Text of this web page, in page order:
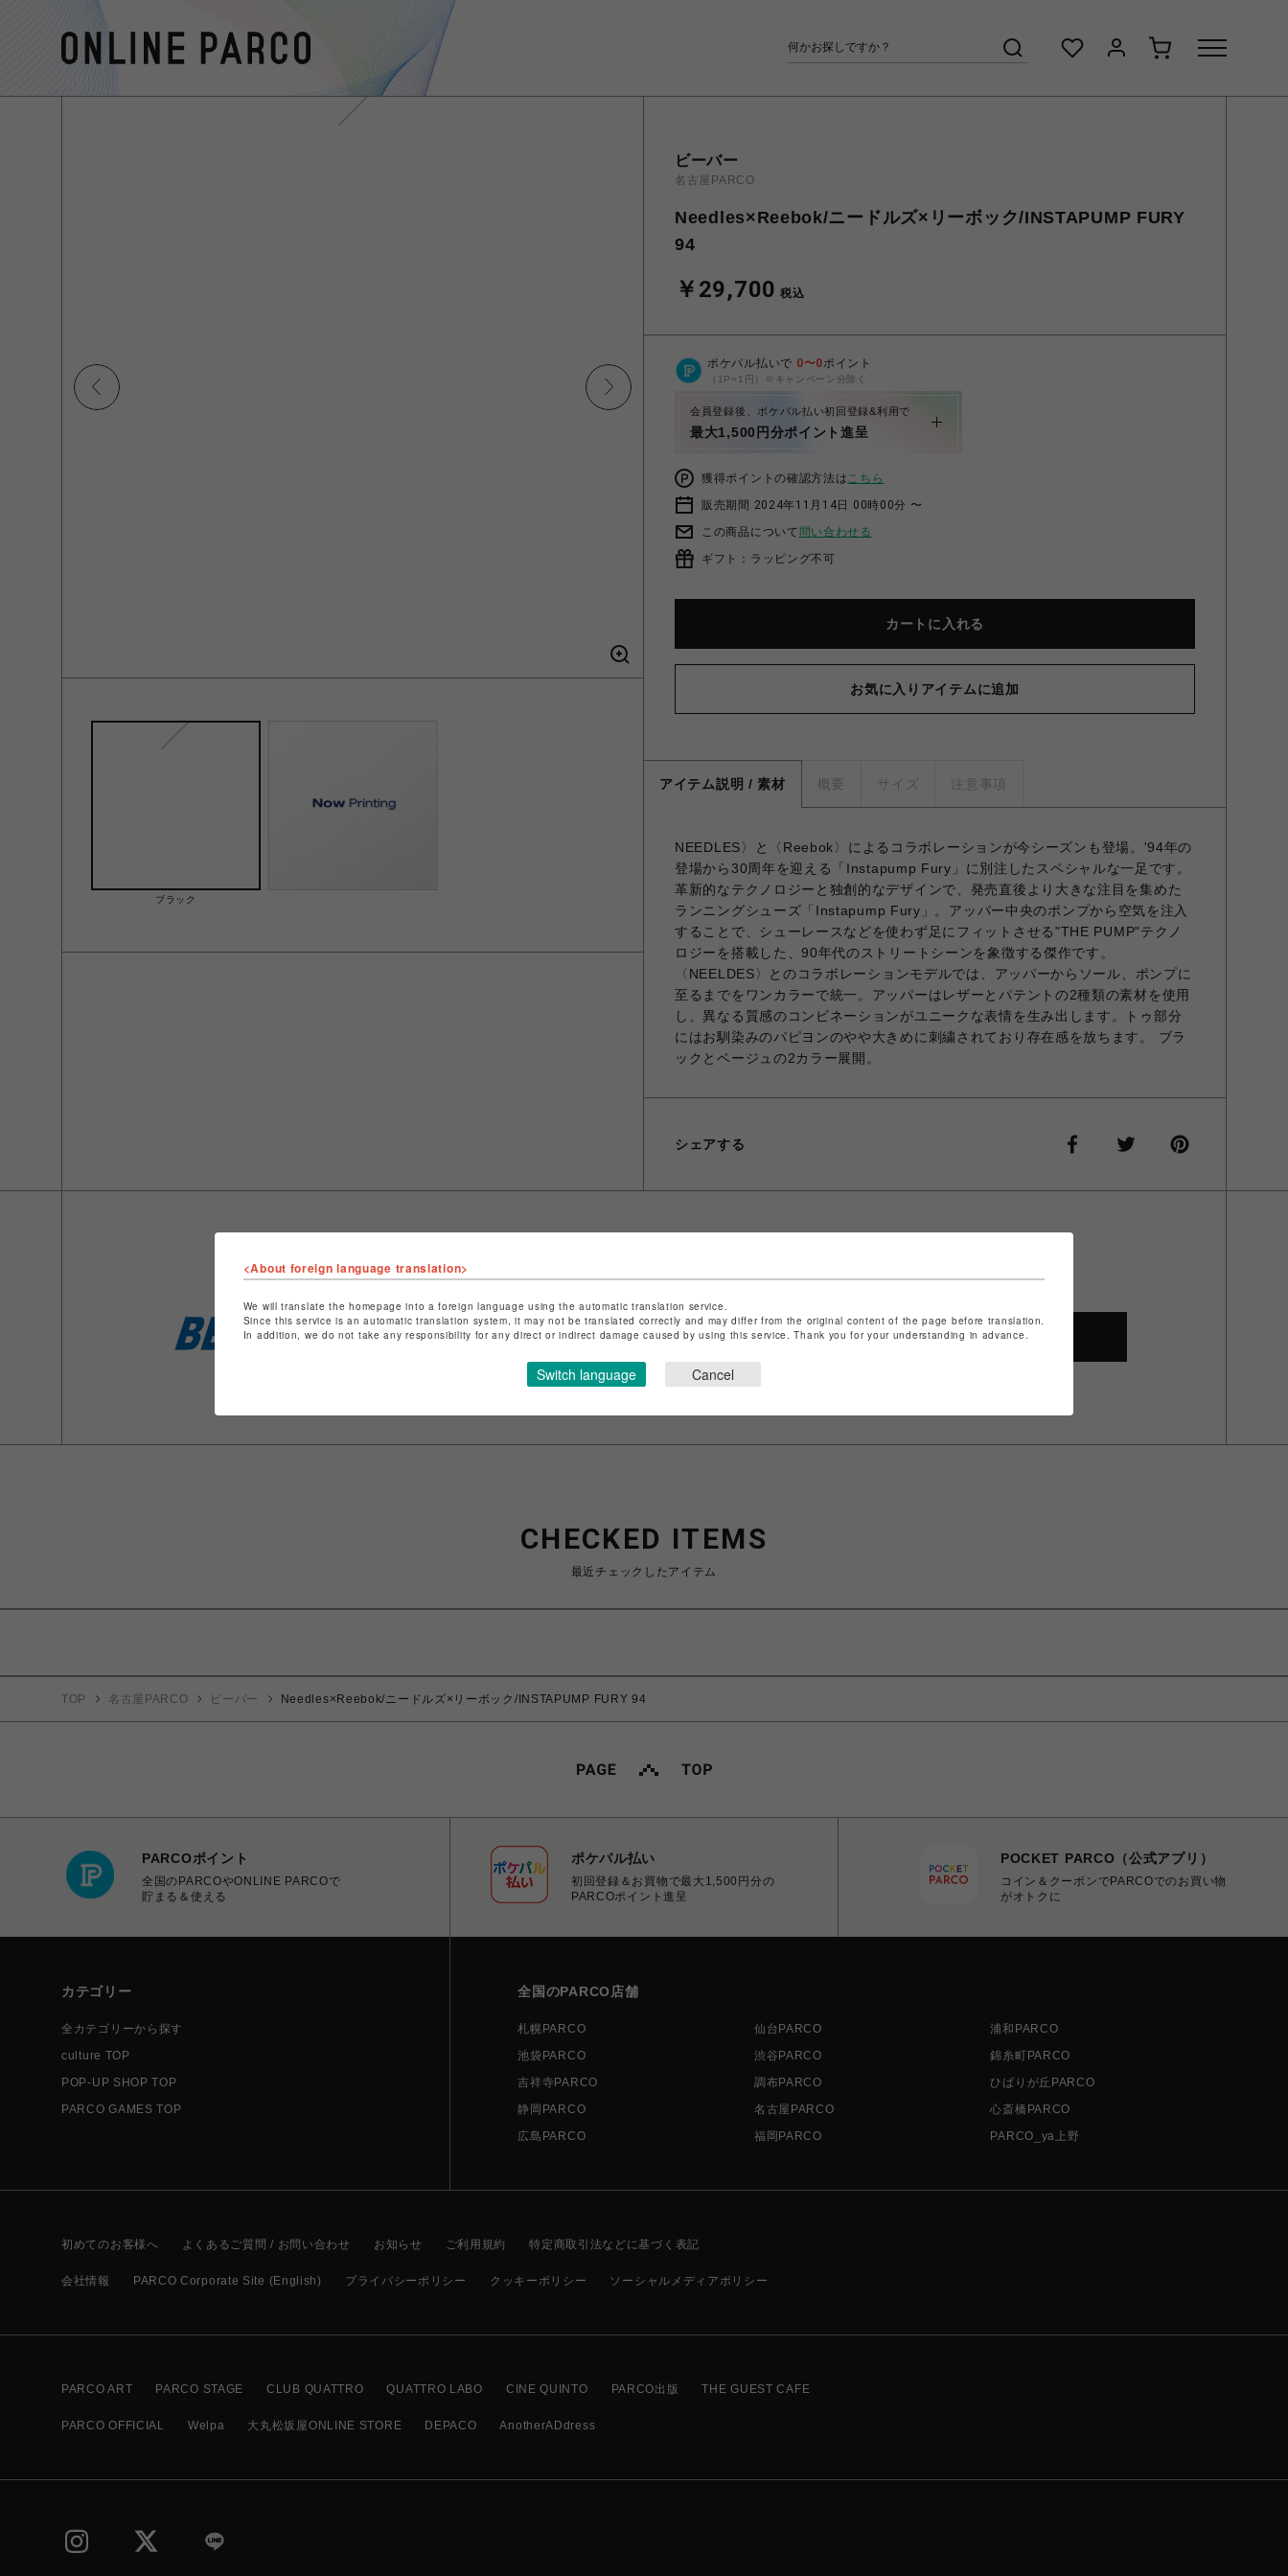
ブラック
ビーバー
名古屋PARCO
Needles×Reebok/ニードルズ×リーボック/INSTAPUMP FURY
94
￥29,700 税込
ポケパル払いで 0〜0ポイント
（1P=1円）※キャンペーン分除く
会員登録後、ポケパル払い初回登録&利用で
最大1,500円分ポイント進呈
獲得ポイントの確認方法はこちら
販売期間 2024年11月14日 00時00分 〜
この商品について 問い合わせる
ギフト：ラッピング不可
カートに入れる
お気に入りアイテムに追加
アイテム説明 / 素材 概要 サイズ 注意事項
NEEDLES〉と〈Reebok〉によるコラボレーションが今シーズンも登場。'94年の
登場から30周年を迎える「Instapump Fury」に別注したスペシャルな一足です。
革新的なテクノロジーと独創的なデザインで、発売直後より大きな注目を集めた
ランニングシューズ「Instapump Fury」。アッパー中央のポンプから空気を注入
することで、シューレースなどを使わず足にフィットさせる"THE PUMP"テクノ
ロジーを搭載した、90年代のストリートシーンを象徴する傑作です。
〈NEELDES〉とのコラボレーションモデルでは、アッパーからソール、ポンプに
至るまでをワンカラーで統一。アッパーはレザーとパテントの2種類の素材を使用
し、異なる質感のコンビネーションがユニークな表情を生み出します。トゥ部分
にはお馴染みのパピヨンのやや大きめに刺繍されており存在感を放ちます。 ブラ
ックとベージュの2カラー展開。
シェアする
店舗名
名古屋PARCO
ショップお問い合わせは こちら
SHOP TOP
CHECKED ITEMS
最近チェックしたアイテム
TOP 名古屋PARCO ビーバー Needles×Reebok/ニードルズ×リーボック/INSTAPUMP FURY 94
PARCOポイント
全国のPARCOやONLINE PARCOで
貯まる＆使える
ポケパル払い
初回登録＆お買物で最大1,500円分の
PARCOポイント進呈
POCKET PARCO（公式アプリ）
コイン＆クーポンでPARCOでのお買い物
がオトクに
カテゴリー
全カテゴリーから探す
culture TOP
POP-UP SHOP TOP
PARCO GAMES TOP
全国のPARCO店舗
札幌PARCO 仙台PARCO
浦和PARCO
池袋PARCO
渋谷PARCO
錦糸町PARCO
吉祥寺PARCO
調布PARCO
ひばりが丘PARCO
静岡PARCO
名古屋PARCO
心斎橋PARCO
広島PARCO
福岡PARCO PARCO_ya上野
初めてのお客様へ よくあるご質問 / お問い合わせ お知らせ ご利用規約 特定商取引法などに基づく表記
会社情報 PARCO Corporate Site (English) プライバシーポリシー クッキーポリシー ソーシャルメディアポリシー
PARCO ART PARCO STAGE CLUB QUATTRO QUATTRO LABO CINE QUINTO PARCO出版 THE GUEST CAFE
PARCO OFFICIAL Welpa 大丸松坂屋ONLINE STORE DEPACO AnotherADdress
<About foreign language translation>
We will translate the homepage into a foreign language using the automatic translation service.
Since this service is an automatic translation system, it may not be translated correctly and may differ from the original content of the page before translation.
In addition, we do not take any responsibility for any direct or indirect damage caused by using this service. Thank you for your understanding in advance.
Switch language Cancel